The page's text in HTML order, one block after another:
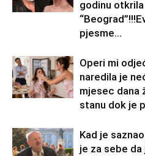
godinu
pjesme...
Operi mi
naredila je
mjesec dana
stanu dok je
Kad je
je za sebe